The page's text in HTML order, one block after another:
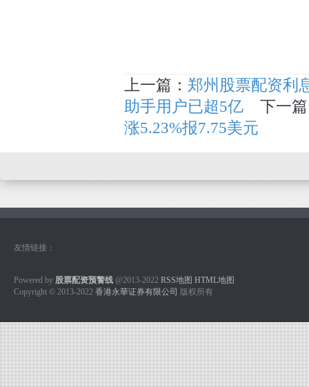
上一篇： 郑州股票配资利
助手用户已超5亿 下一
涨5.23%报7.75美元
友情链接：
Powered by 股票配资预警线 @2013-2022 RSS地图 HTML地图
Copyright © 2013-2022 香港永華证券有限公司 版权所有